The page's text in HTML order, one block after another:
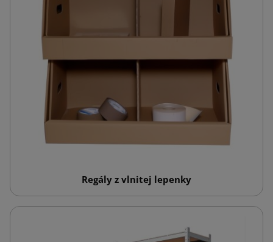
Regály z vlnitej lepenky